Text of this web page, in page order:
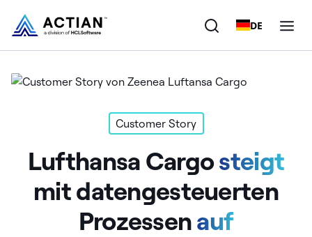
DE
Produkte
Kunden
Unternehmen
Customer Story
Lufthansa Cargosteigt
mit datengesteuerten
Prozessenauf